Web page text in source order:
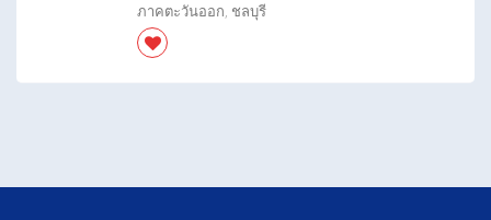
ภาคตะวันออก, ชลบุรี